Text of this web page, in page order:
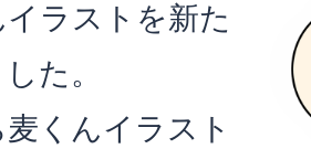
ラストを新た
た。
くんイラスト